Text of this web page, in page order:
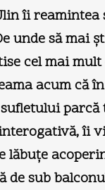
îi reamintea
unde să mai
cel mai
acum că
parcă
îi
de sub